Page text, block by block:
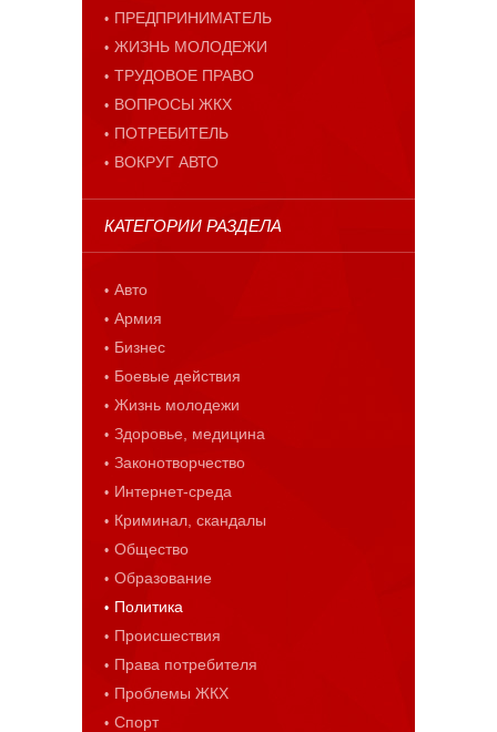
ПРЕДПРИНИМАТЕЛЬ
ЖИЗНЬ МОЛОДЕЖИ
ТРУДОВОЕ ПРАВО
ВОПРОСЫ ЖКХ
ПОТРЕБИТЕЛЬ
ВОКРУГ АВТО
КАТЕГОРИИ РАЗДЕЛА
Авто
Армия
Бизнес
Боевые действия
Жизнь молодежи
Здоровье, медицина
Законотворчество
Интернет-среда
Криминал, скандалы
Общество
Образование
Политика
Происшествия
Права потребителя
Проблемы ЖКХ
Спорт